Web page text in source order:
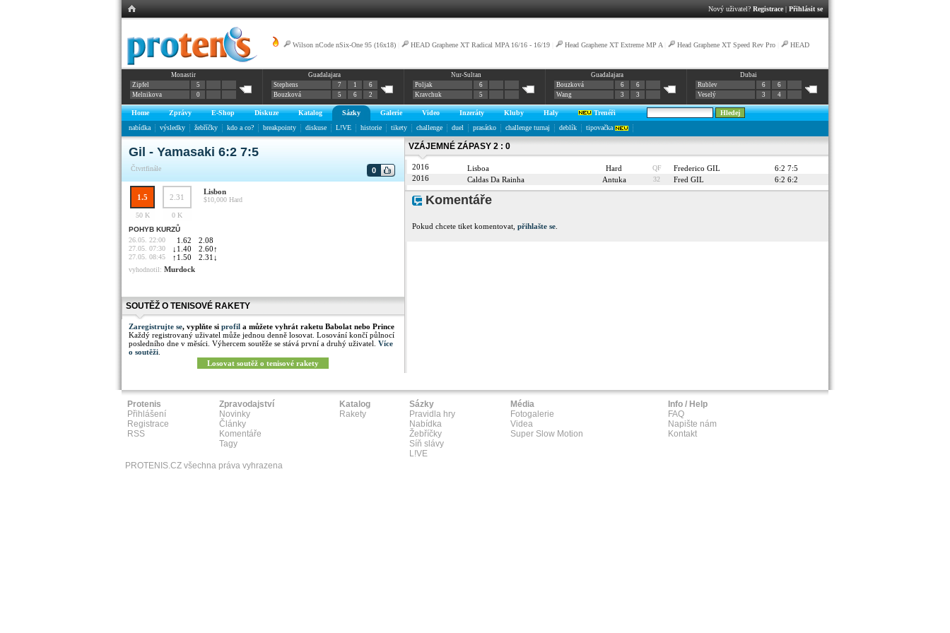
Nový uživatel? Registrace| Přihlásit se
Wilson nCode nSix-One 95 (16x18) HEAD Graphene XT Radical MPA 16/16 - 16/19 Head Graphene XT Extreme MP A Head Graphene XT Speed Rev Pro HEAD
Graphene XT Radical Rev Pro 16/16-16/19
Monastir
Zipfel
5
Melnikova
0
Guadalajara
Stephens
7 1
6
Bouzková
5 6 2
Nur-Sultan
Poljak
6
Kravchuk
5
Guadalajara
Bouzková
6
6
Wang
3 3
Dubai
Rublev
6
6
Veselý
3 4
Home Zprávy E-Shop Diskuze Katalog Sázky Galerie Video Inzeráty Kluby Haly
Trenéři
nabídka
výsledky žebříčky kdo a co? breakpointy diskuse L!VE historie tikety challenge duel prasátko challenge turnaj deblík tipovačka
Gil - Yamasaki 6:2 7:5
Čtvrtfinále 0
1.5 2.31
Lisbon
$10,000 Hard
50 K
0 K
POHYB KURZŮ
26.05. 22:00
1.62 2.08
27.05. 07:30 ↓ 1.40 2.60↑
27.05. 08:45 ↑ 1.50 2.31 ↓
vyhodnotil: Murdock
SOUTĚŽ O TENISOVÉ RAKETY
Zaregistrujte se, vyplňte si profil a můžete vyhrát raketu Babolat nebo Prince
Každý registrovaný uživatel může jednou denně losovat. Losování končí půlnocí
posledního dne v měsíci. Výhercem soutěže se stává první a druhý uživatel. Více
o soutěži
Losovat soutěž o tenisové rakety
VZÁJEMNÉ ZÁPASY 2 : 0
2016 Lisboa Hard QF Frederico GIL
6:2 7:5
2016
Caldas Da Rainha Antuka 32 Fred GIL 6:2 6:2
Komentáře
Pokud chcete tiket komentovat, přihlašte se
Protenis
Přihlášení
Registrace
RSS
Zpravodajství
Novinky
Články
Komentáře
Tagy
Katalog
Rakety
Sázky
Pravidla hry
Nabídka
Žebříčky
Síň slávy
L!VE
Média
Fotogalerie
Videa
Super Slow Motion
Info / Help
FAQ
Napište nám
Kontakt
PROTENIS.CZ všechna práva vyhrazena